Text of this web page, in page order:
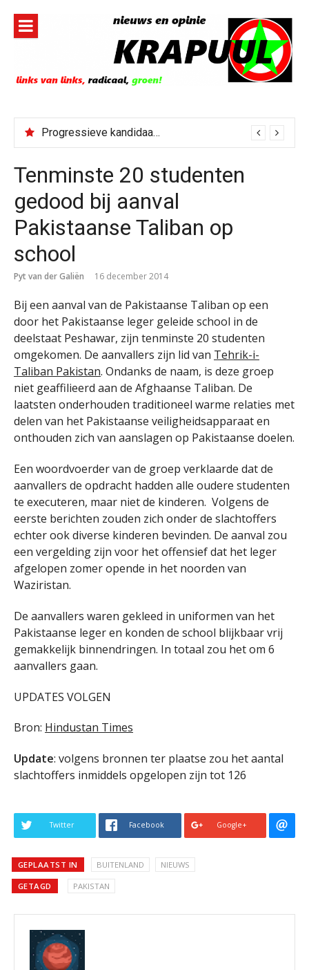
inhoud
Progressieve kandidaat El-Sayed senaatskandidaat Michigan
Tenminste 20 studenten
gedood bij aanval
Pakistaanse Taliban op
school
Pyt van der Galiën 16 december 2014
Bij een aanval van de Pakistaanse Taliban op een
door het Pakistaanse leger geleide school in de
deelstaat Peshawar, zijn tenminste 20 studenten
omgekomen. De aanvallers zijn lid van Tehrik-i-
Taliban Pakistan. Ondanks de naam, is deze groep
niet geaffilieerd aan de Afghaanse Taliban. De
laatsten onderhouden traditioneel warme relaties met
delen van het Pakistaanse veiligheidsapparaat en
onthouden zich van aanslagen op Pakistaanse doelen.
Een woordvoerder van de groep verklaarde dat de
aanvallers de opdracht hadden alle oudere studenten
te executeren, maar niet de kinderen. Volgens de
eerste berichten zouden zich onder de slachtoffers
echter ook diverse kinderen bevinden. De aanval zou
een vergelding zijn voor het offensief dat het leger
afgelopen zomer opende in het noorden van
Waziristan.
De aanvallers waren gekleed in uniformen van het
Pakistaanse leger en konden de school blijkbaar vrij
gemakkelijk binnendringen. In totaal zou het om 6
aanvallers gaan.
UPDATES VOLGEN
Bron: Hindustan Times
Update: volgens bronnen ter plaatse zou het aantal
slachtoffers inmiddels opgelopen zijn tot 126
Twitter Facebook Google+
GEPLAATST IN BUITENLAND NIEUWS
GETAGD PAKISTAN